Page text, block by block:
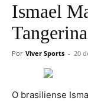
Ismael
Por Viver Sports - 20
O brasiliense